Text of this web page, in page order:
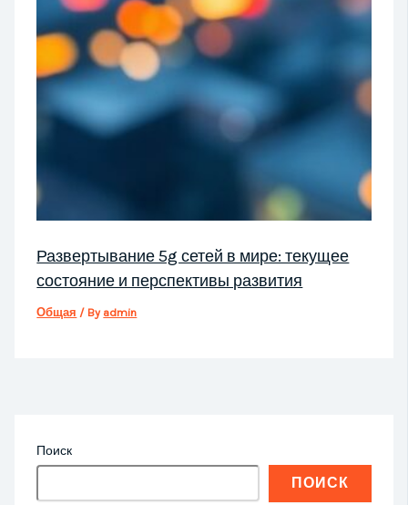
Развертывание 5g сетей в мире: текущее
состояние и перспективы развития
Общая / By admin
Поиск
ПОИСК